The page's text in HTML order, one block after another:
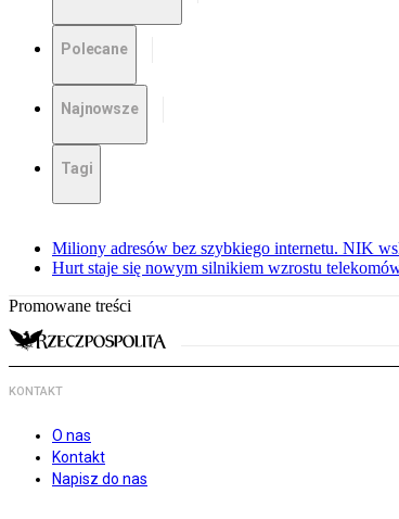
Polecane
Najnowsze
Tagi
Miliony adresów bez szybkiego internetu. NIK
Hurt staje się nowym silnikiem wzrostu
Promowane treści
KONTAKT
O nas
Kontakt
Napisz do nas